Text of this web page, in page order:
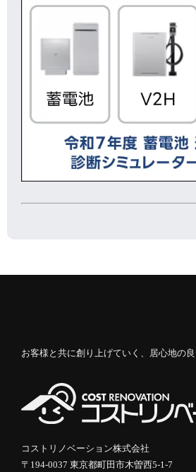
お客様と共に創り上げていく、居心地の
コストリノベーション株式会社
〒194-0037 東京都町田市木曽西5-1-7